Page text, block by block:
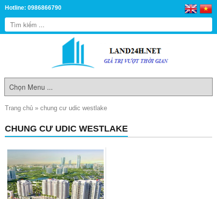
Hotline: 0986866790
Trang chủ » chung cư udic westlake
CHUNG CƯ UDIC WESTLAKE